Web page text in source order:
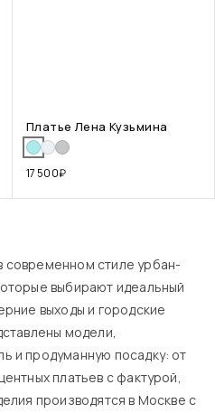
Платье Лена Кузьмина
17 500₽
современном стиле урбан-
выбирают идеальный
выходы и городские
модели,
и продуманную посадку: от
платьев с фактурой,
производятся в Москве с